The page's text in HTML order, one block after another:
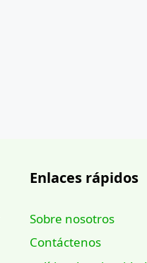
Enlaces rápidos
Sobre nosotros
Contáctenos